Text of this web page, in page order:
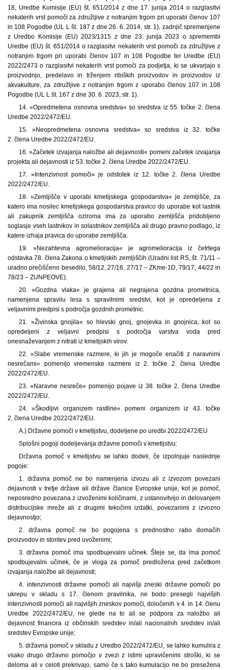
18, Uredbe Komisije (EU) št. 651/2014 z dne 17. junija 2014 o razglasitvi
nekaterih vrst pomoči za združljive z notranjim trgom pri uporabi členov 107
in 108 Pogodbe (UL L št. 187 z dne 26. 6. 2014, str. 1), zadnjič spremenjene
z Uredbo Komisije (EU) 2023/1315 z dne 23. junija 2023 o spremembi
Uredbe (EU) št. 651/2014 o razglasitvi nekaterih vrst pomoči za združljive z
notranjim trgom pri uporabi členov 107 in 108 Pogodbe ter Uredbe (EU)
2022/2473 o razglasitvi nekaterih vrst pomoči za podjetja, ki se ukvarjajo s
proizvodnjo, predelavo in trženjem ribiških proizvodov in proizvodov iz
akvakulture, za združljive z notranjim trgom z uporabo členov 107 in 108
Pogodbe (UL L št. 167 z dne 30. 6. 2023, str. 1).
14. »Opredmetena osnovna sredstva« so sredstva iz 55. točke 2. člena
Uredbe 2022/2472/EU.
15. »Neopredmetena osnovna sredstva« so sredstva iz 32. točke
2. člena Uredbe 2022/2472/EU.
16. »Začetek izvajanja naložbe ali dejavnosti« pomeni začetek izvajanja
projekta ali dejavnosti iz 53. točke 2. člena Uredbe 2022/2472/EU.
17. »Intenzivnost pomoči« je odstotek iz 12. točke 2. člena Uredbe
2022/2472/EU.
18. »Zemljišče v uporabi kmetijskega gospodarstva« je zemljišče, za
katero ima nosilec kmetijskega gospodarstva pravico do uporabe kot lastnik
ali zakupnik zemljišča oziroma ima za uporabo zemljišča pridobljeno
soglasje vseh lastnikov in solastnikov zemljišča ali drugo pravno podlago, iz
katere izhaja pravica do uporabe zemljišča.
19. »Nezahtevna agromelioracija« je agromelioracija iz četrtega
odstavka 78. člena Zakona o kmetijskih zemljiščih (Uradni list RS, št. 71/11 –
uradno prečiščeno besedilo, 58/12, 27/16, 27/17 – ZKme-1D, 79/17, 44/22 in
78/23 – ZUNPEOVE).
20. »Gozdna vlaka« je grajena ali negrajena gozdna prometnica,
namenjena spravilu lesa s spravilnimi sredstvi, kot je opredeljena z
veljavnimi predpisi s področja gozdnih prometnic.
21. »Živinska gnojila« so hlevski gnoj, gnojevka in gnojnica, kot so
opredeljeni z veljavni predpisi s področja varstva voda pred
onesnaževanjem z nitrati iz kmetijskih virov.
22. »Slabe vremenske razmere, ki jih je mogoče enačiti z naravnimi
nesrečami« pomenijo vremenske razmere iz 2. točke 2. člena Uredbe
2022/2472/EU.
23. »Naravne nesreče« pomenijo pojave iz 38. točke 2. člena Uredbe
2022/2472/EU.
24. »Škodljivi organizem rastline« pomeni organizem iz 43. točke
2. člena Uredbe 2022/2472/EU.
A.) Državne pomoči v kmetijstvu, dodeljene po uredbi 2022/2472/EU
Splošni pogoji dodeljevanja državne pomoči v kmetijstvu:
Državna pomoč v kmetijstvu se lahko dodeli, če izpolnjuje naslednje
pogoje:
1. državna pomoč ne bo namenjena izvozu ali z izvozom povezani
dejavnosti v tretje države ali države članice Evropske unije, kot je pomoč,
neposredno povezana z izvoženimi količinami, z ustanovitvijo in delovanjem
distribucijske mreže ali z drugimi tekočimi izdatki, povezanimi z izvozno
dejavnostjo;
2. državna pomoč ne bo pogojena s prednostno rabo domačih
proizvodov in storitev pred uvoženimi;
3. državna pomoč ima spodbujevalni učinek. Šteje se, da ima pomoč
spodbujevalni učinek, če je vloga za pomoč predložena pred začetkom
izvajanja naložbe ali dejavnosti;
4. intenzivnosti državne pomoči ali najvišji zneski državne pomoči po
ukrepu v skladu s 17. členom pravilnika, ne bodo presegli najvišjih
intenzivnosti pomoči ali najvišjih zneskov pomoči, določenih v 4. in 14. členu
Uredbe 2022/2472/EU, ne glede na to ali se podpora za naložbo ali
dejavnost financira iz občinskih sredstev in/ali nacionalnih sredstev in/ali
sredstev Evropske unije;
5. državna pomoč v skladu z Uredbo 2022/2472/EU, se lahko kumulira z
vsako drugo državno pomočjo v zvezi z istimi upravičenimi stroški, ki se
deloma ali v celoti prekrivajo, samo če s tako kumulacijo ne bo presežena